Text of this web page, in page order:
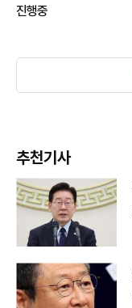
진행중
추천기사